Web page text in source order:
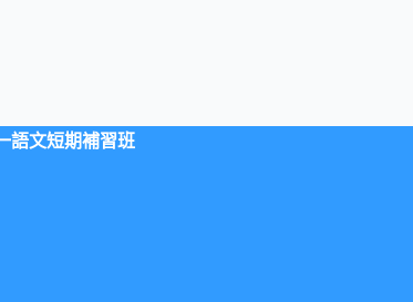
語文短期補習班